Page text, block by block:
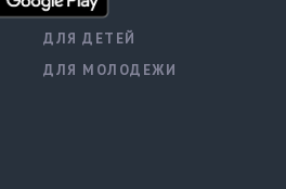
ДЛЯ ДЕТЕЙ
ДЛЯ МОЛОДЕЖИ